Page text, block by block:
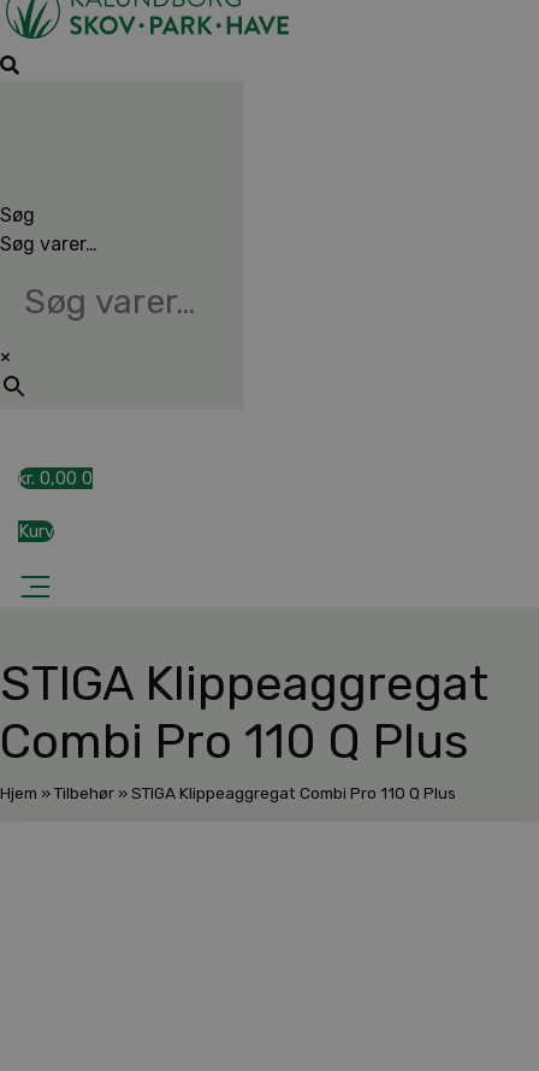
Søg
Søg varer…
×
kr. 0,00 0
Kurv
STIGA Klippeaggregat
Combi Pro 110 Q Plus
Hjem »Tilbehør»STIGA Klippeaggregat Combi Pro 110 Q Plus